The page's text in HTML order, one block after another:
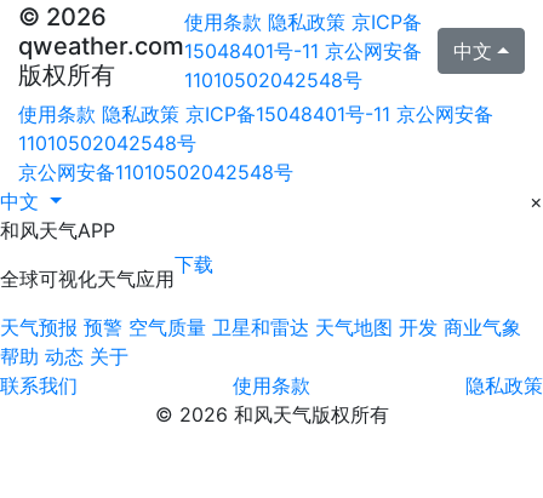
© 2026
qweather.com
版权所有
使用条款 隐私政策 京ICP备
15048401号-11 京公网安备
11010502042548号
中文
使用条款 隐私政策 京ICP备15048401号-11 京公网安备
11010502042548号
京公网安备11010502042548号
中文
×
和风天气APP
全球可视化天气应用
下载
天气预报 预警 空气质量 卫星和雷达 天气地图 开发 商业气象
帮助 动态 关于
联系我们
使用条款
隐私政策
© 2026 和风天气版权所有